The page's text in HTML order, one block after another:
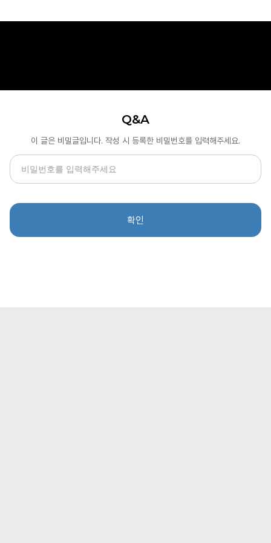
Q&A
이 글은 비밀글입니다. 작성 시 등록한 비밀번호를 입력해주세요.
확인